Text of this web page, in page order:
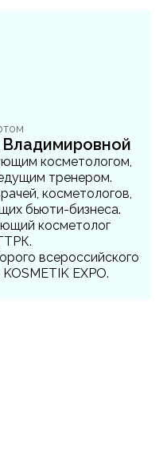
Владимировной
косметологом,
тренером.
косметологов,
бьюти-бизнеса.
косметолог
всероссийского
EXPO.